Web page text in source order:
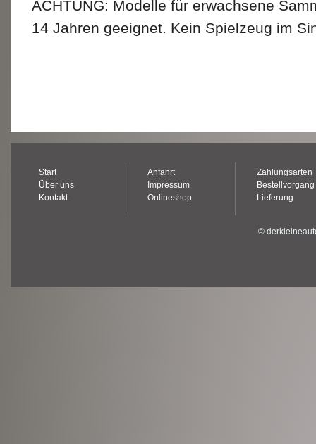
ACHTUNG: Modelle für erwachsene
14 Jahren geeignet. Kein Spielzeug im
Start
Über uns
Kontakt
Anfahrt
Impressum
Onlineshop
Zahlungsarten
Bestellvorgang
Lieferung
©